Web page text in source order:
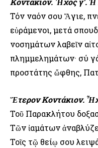
Τόν ναόν σου Ἅγιε,
εὑράμενοι, μετά
νοσημάτων λαβεῖν
πλημμελημάτων· σύ
προστάτης ὤφθης,
Ἕτερον Κοντάκιον.
Τοῦ Παρακλήτου
Τῶν ἰαμάτων
Τοῖς τῷ θείῳ σου